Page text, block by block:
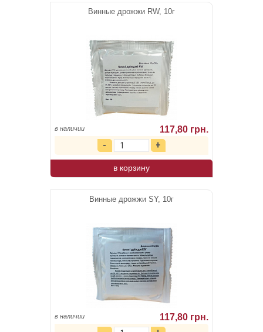
Винные дрожжи RW, 10г
в наличии 117,80 грн.
в корзину
Винные дрожжи SY, 10г
в наличии 117,80 грн.